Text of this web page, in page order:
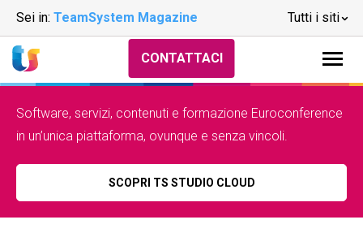
Sei in: TeamSystem Magazine Tutti i siti
CONTATTACI
Software, servizi, contenuti e formazione Euroconference
in un’unica piattaforma, ovunque e senza vincoli.
SCOPRI TS STUDIO CLOUD